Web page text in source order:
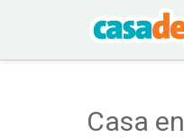
Casa en